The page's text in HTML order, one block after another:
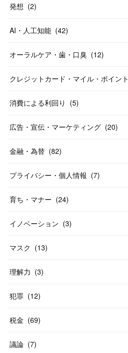
発想 (2)
AI・人工知能 (42)
オーラルケア・歯・口臭 (12)
クレジットカード・マイル・ポイント
消費による利回り (5)
広告・宣伝・マーケティング (20)
金融・為替 (82)
プライバシー・個人情報 (7)
育ち・マナー (24)
イノベーション (3)
マスク (13)
理解力 (3)
犯罪 (12)
税金 (69)
議論 (7)